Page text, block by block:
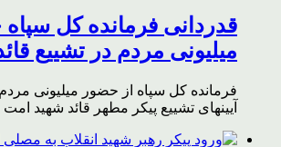
قدردانی فرمانده کل
میلیونی مردم در تشییع
فرمانده کل سپاه از حضور میلیونی
آیینهای تشییع پیکر مطهر قائد شهید